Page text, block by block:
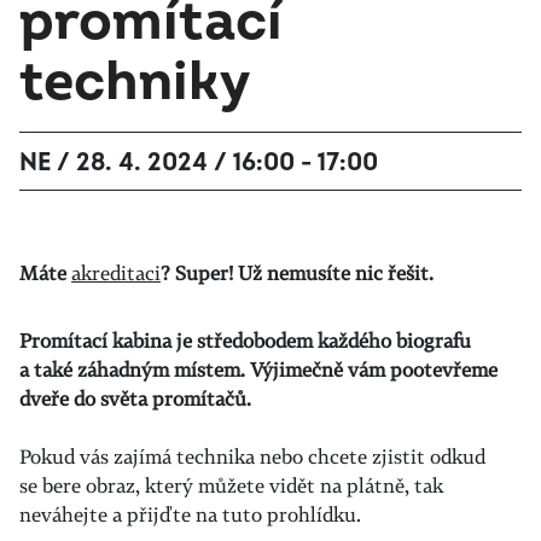
promítací
techniky
NE / 28. 4. 2024 / 16:00 - 17:00
Máteakreditaci? Super! Už nemusíte nic řešit.
Promítací kabina je středobodem každého biografu
a také záhadným místem. Výjimečně vám pootevřeme
dveře do světa promítačů.
Pokud vás zajímá technika nebo chcete zjistit odkud
se bere obraz, který můžete vidět na plátně, tak
neváhejte a přijďte na tuto prohlídku.